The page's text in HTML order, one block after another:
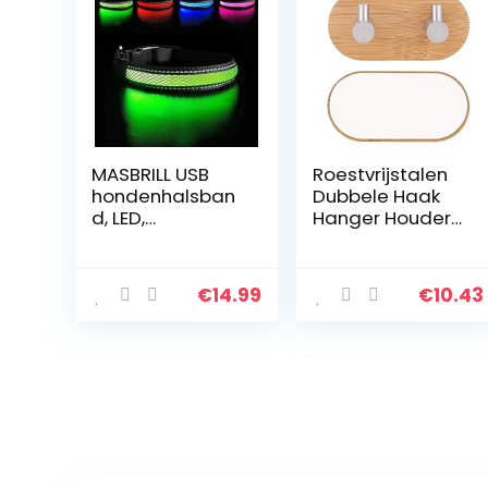
MASBRILL USB
hondenhalsban
d, LED,
Webbing,
verlicht,
€14.99
Roestvrijstalen
Dubbele Haak
Hanger Houder
Deur Handdoek
Kleding Tas€10.43